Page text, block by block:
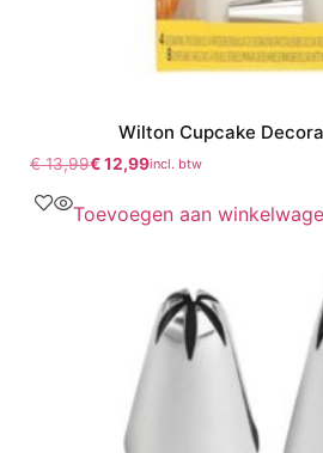
Wilton Cupcake
€13,99€12,99incl. btw
Toevoegen aan